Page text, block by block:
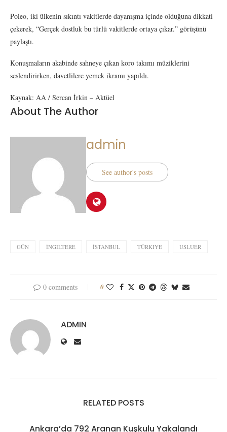
Poleo, iki ülkenin sıkıntı vakitlerde dayanışma içinde olduğuna dikkati
çekerek, “Gerçek dostluk bu türlü vakitlerde ortaya çıkar.” görüşünü
paylaştı.
Konuşmaların akabinde sahneye çıkan koro takımı müziklerini
seslendirirken, davetlilere yemek ikramı yapıldı.
Kaynak: AA / Sercan İrkin – Aktüel
About The Author
admin
See author's posts
GÜN İNGILTERE İSTANBUL TÜRKIYE USLUER
0 comments 0
ADMIN
RELATED POSTS
Ankara’da 792 Aranan Kuşkulu Yakalandı